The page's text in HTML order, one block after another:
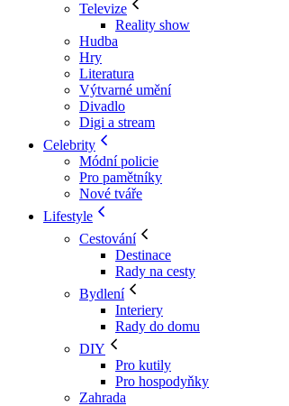
Televize
Reality show
Hudba
Hry
Literatura
Výtvarné umění
Divadlo
Digi a stream
Celebrity
Módní policie
Pro pamětníky
Nové tváře
Lifestyle
Cestování
Destinace
Rady na cesty
Bydlení
Interiery
Rady do domu
DIY
Pro kutily
Pro hospodyňky
Zahrada